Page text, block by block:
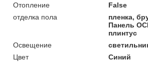
Отопление
False
отделка пола
пленка,
Панель
плинтус
Освещение
Цвет
Синий